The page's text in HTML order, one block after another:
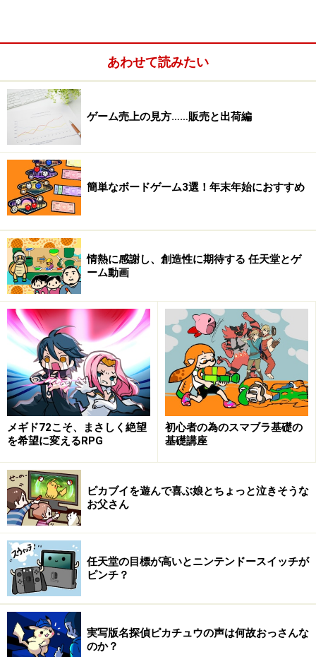
そんな中、非常にユニークな方法で売ろうとしているゲ
ームがあります。バイオハザードの生みの親である三上
真司氏率いるTango GameWorksが開発を担当し、「The
Elder Scrolls」シリーズや「Fallout」等で海外ゲームフ
ァンに有名なベセスダ・ソフトワークスから発売され
る、ホラーゲーム「サイコブレイク」です。対応機種
は、PlayStation3、PlayStation4、Xbox360、Xbox One
の4機種、発売日は2014年10月23日。
さて、このタイトル、ホラーゲームということでかなり
過激な表現もありそうなんですが、CEROレーティングは
「D」となっています。しかし、予約をするとついてく
る特典のダウンロードコンテンツによって「Z」相当の
表現のゲームが楽しめる、というんですね。
なんでそんなややこしい売り方をしているんでしょう
か。そもそもゲームのレーティングというのがどういう
ものなのかというところから、お話していきたいと思い
ます。
ゲームのレーティング制度、CEROってなあ
に？
血が出るとか、人が死ぬ、とかだけじゃなくて、恋愛とか、
タバコを吸っているなど、色んな要素で判断し、対象年齢を
決めます。
冒頭、少しだけお話しましたが、CEROレーティングにつ
あわせて読みたい
ゲーム売上の見方……販売と出荷編
簡単なボードゲーム3選！年末年始におすすめ
情熱に感謝し、創造性に期待する 任天堂とゲ
ーム動画
メギド72こそ、まさしく絶望
を希望に変えるRPG
初心者の為のスマブラ基礎の
基礎講座
ピカブイを遊んで喜ぶ娘とちょっと泣きそうな
お父さん
任天堂の目標が高いとニンテンドースイッチが
ピンチ？
実写版名探偵ピカチュウの声は何故おっさんな
のか？